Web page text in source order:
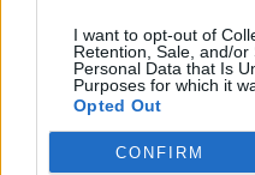
I want to opt-out of
Retention, Sale, and/or
Personal Data that Is
Purposes for which it
Opted Out
CONFIRM